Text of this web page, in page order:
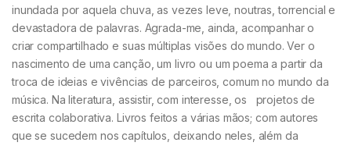
inundada por aquela chuva, as vezes leve, noutras, torrencial e
devastadora de palavras. Agrada-me, ainda, acompanhar o
criar compartilhado e suas múltiplas visões do mundo. Ver o
nascimento de uma canção, um livro ou um poema a partir da
troca de ideias e vivências de parceiros, comum no mundo da
música. Na literatura, assistir, com interesse, os projetos de
escrita colaborativa. Livros feitos a várias mãos; com autores
que se sucedem nos capítulos, deixando neles, além da